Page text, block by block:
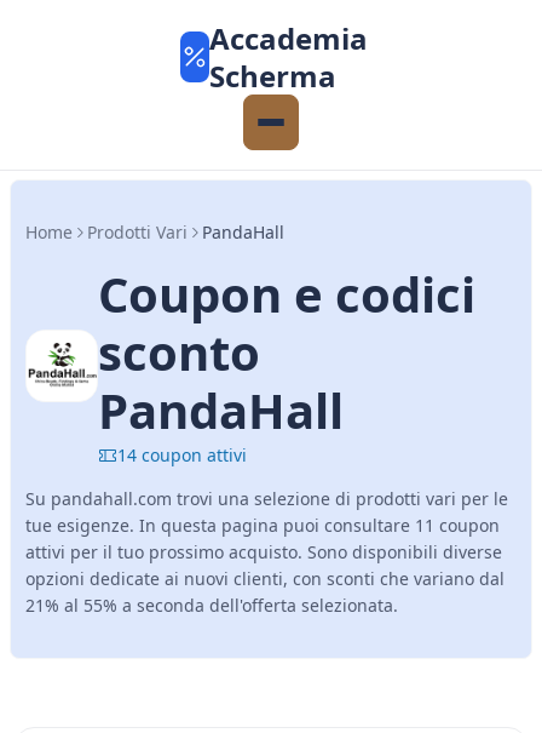
Accademia
Scherma
Home Prodotti Vari PandaHall
Coupon e codici
sconto
PandaHall
14 coupon attivi
Su pandahall.com trovi una selezione di prodotti vari per le
tue esigenze. In questa pagina puoi consultare 11 coupon
attivi per il tuo prossimo acquisto. Sono disponibili diverse
opzioni dedicate ai nuovi clienti, con sconti che variano dal
21% al 55% a seconda dell'offerta selezionata.